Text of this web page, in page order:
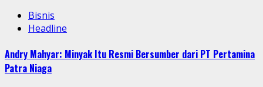
Bisnis
Headline
Andry Mahyar: Minyak Itu Resmi Bersumber dari PT Pertamina
Patra Niaga